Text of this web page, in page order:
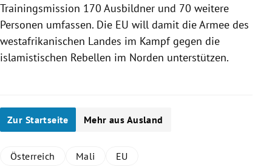
Trainingsmission 170 Ausbildner und 70 weitere
Personen umfassen. Die EU will damit die Armee des
westafrikanischen Landes im Kampf gegen die
islamistischen Rebellen im Norden unterstützen.
Zur Startseite Mehr aus Ausland
Österreich Mali EU